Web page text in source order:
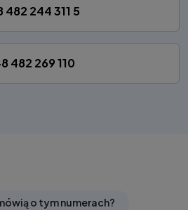
482 244 311 5
482 269 110
o tym numerach?